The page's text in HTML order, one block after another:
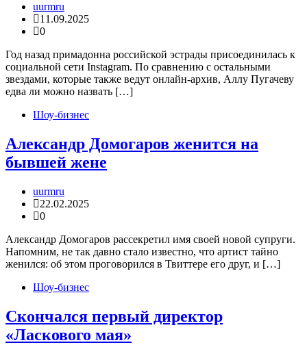
uurmru
11.09.2025
0
Год назад примадонна российской эстрады присоединилась к
социальной сети Instagram. По сравнению с остальными
звездами, которые также ведут онлайн-архив, Аллу Пугачеву
едва ли можно назвать […]
Шоу-бизнес
Александр Домогаров женится на
бывшей жене
uurmru
22.02.2025
0
Александр Домогаров рассекретил имя своей новой супруги.
Напомним, не так давно стало известно, что артист тайно
женился: об этом проговорился в Твиттере его друг, и […]
Шоу-бизнес
Скончался первый директор
«Ласкового мая»